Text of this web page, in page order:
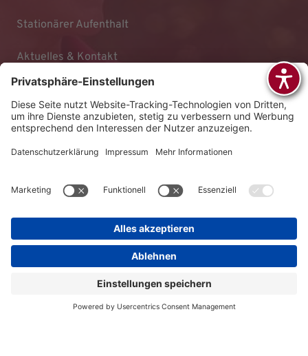
Stationärer Aufenthalt
Aktuelles & Kontakt
Impressum
Datenschutz
© 2026 KLINIKEN DR. ERLER